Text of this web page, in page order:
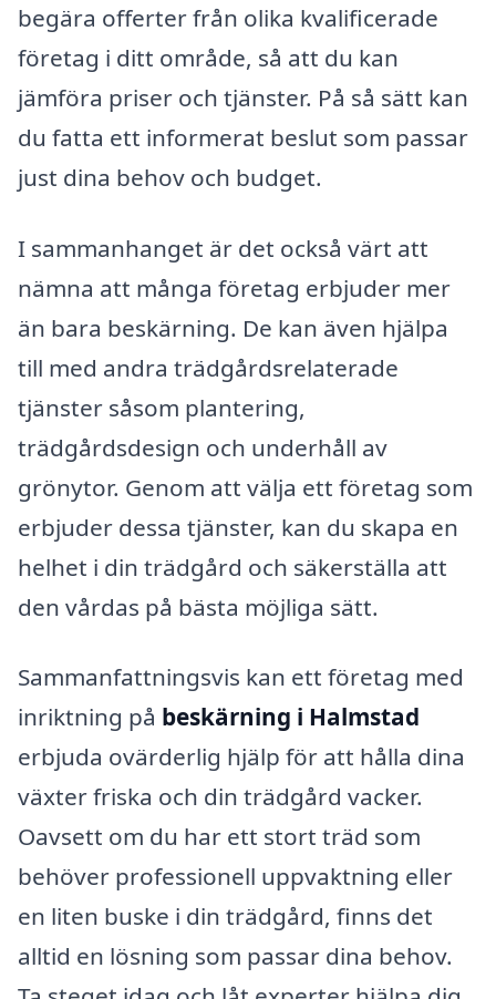
begära offerter från olika kvalificerade
företag i ditt område, så att du kan
jämföra priser och tjänster. På så sätt kan
du fatta ett informerat beslut som passar
just dina behov och budget.
I sammanhanget är det också värt att
nämna att många företag erbjuder mer
än bara beskärning. De kan även hjälpa
till med andra trädgårdsrelaterade
tjänster såsom plantering,
trädgårdsdesign och underhåll av
grönytor. Genom att välja ett företag som
erbjuder dessa tjänster, kan du skapa en
helhet i din trädgård och säkerställa att
den vårdas på bästa möjliga sätt.
Sammanfattningsvis kan ett företag med
inriktning på beskärning i Halmstad
erbjuda ovärderlig hjälp för att hålla dina
växter friska och din trädgård vacker.
Oavsett om du har ett stort träd som
behöver professionell uppvaktning eller
en liten buske i din trädgård, finns det
alltid en lösning som passar dina behov.